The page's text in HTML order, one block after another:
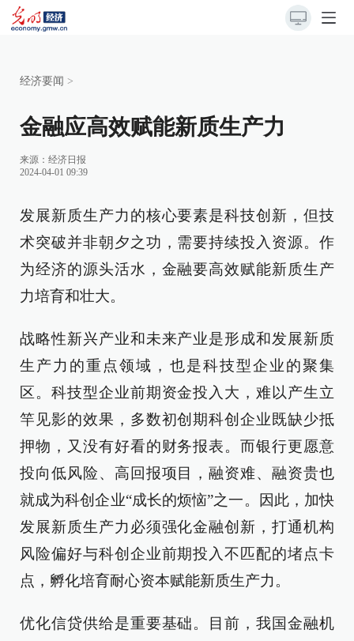
经济要闻 >
金融应高效赋能新质生产力
来源： 经济日报
2024-04-01 09:39
发展新质生产力的核心要素是科技创新，但技
术突破并非朝夕之功，需要持续投入资源。作
为经济的源头活水，金融要高效赋能新质生产
力培育和壮大。
战略性新兴产业和未来产业是形成和发展新质
生产力的重点领域，也是科技型企业的聚集
区。科技型企业前期资金投入大，难以产生立
竿见影的效果，多数初创期科创企业既缺少抵
押物，又没有好看的财务报表。而银行更愿意
投向低风险、高回报项目，融资难、融资贵也
就成为科创企业“成长的烦恼”之一。因此，加快
发展新质生产力必须强化金融创新，打通机构
风险偏好与科创企业前期投入不匹配的堵点卡
点，孵化培育耐心资本赋能新质生产力。
优化信贷供给是重要基础。目前，我国金融机